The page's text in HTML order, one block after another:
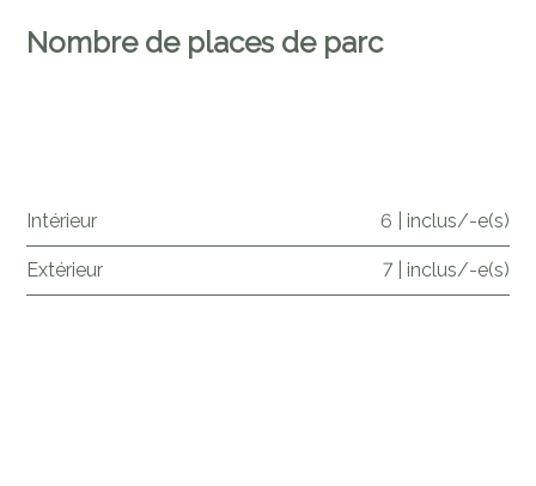
Nombre de places de parc
Intérieur 6 | inclus/-e(s)
Extérieur 7 | inclus/-e(s)